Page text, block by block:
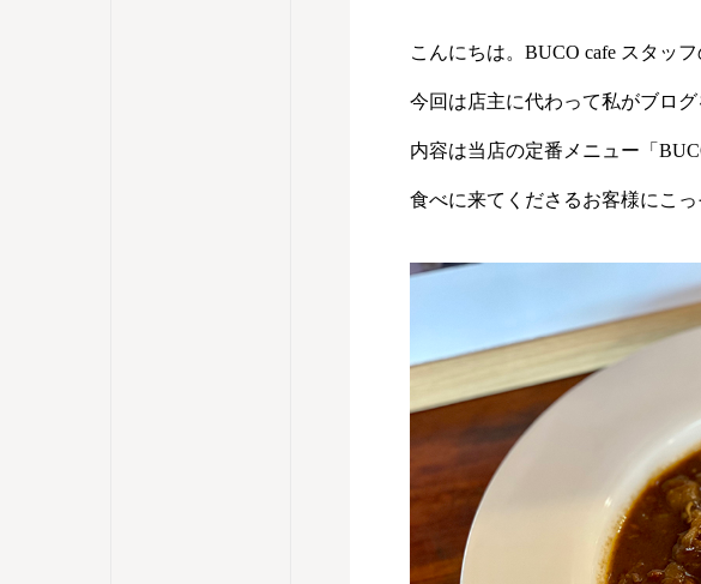
こんにちは。BUCO cafe スタッフ
今回は店主に代わって私がブログ
内容は当店の定番メニュー「
食べに来てくださるお客様にこ